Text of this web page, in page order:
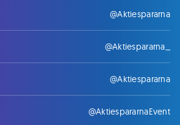
@Aktiespararna
@Aktiespararna_
@Aktiespararna
@AktiespararnaEvent